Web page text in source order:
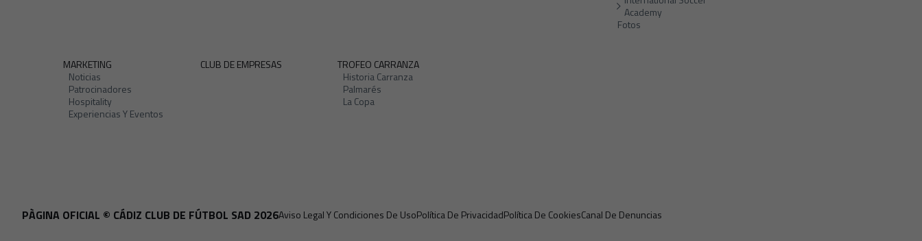
Academy
Fotos
MARKETING
Noticias
Patrocinadores
Hospitality
Experiencias Y Eventos
CLUB DE EMPRESAS
TROFEO CARRANZA
Historia Carranza
Palmarés
La Copa
Aviso Legal Y Condiciones De UsoPolítica De PrivacidadPolítica De CookiesCanal De Denuncias
PÀGINA OFICIAL © CÁDIZ CLUB DE FÚTBOL SAD 2026